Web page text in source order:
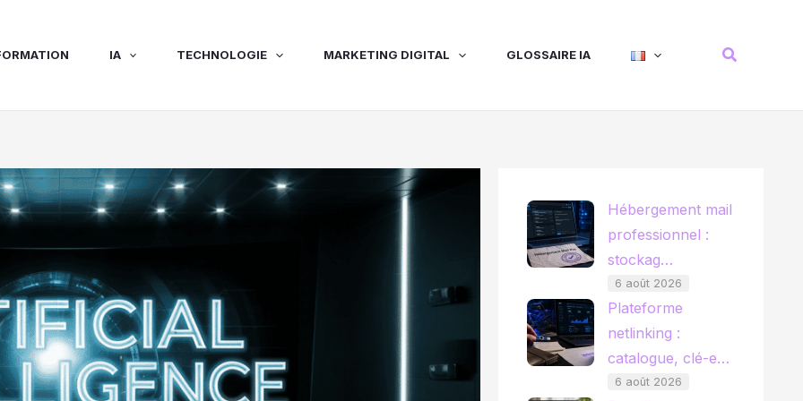
IA TECHNOLOGIE MARKETING DIGITAL GLOSSAIRE IA
Hébergement mail
professionnel :
stockag…
6 août 2026
Plateforme
netlinking :
catalogue, clé-e…
6 août 2026